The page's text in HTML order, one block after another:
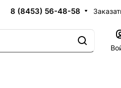
8 (8453) 56-48-58